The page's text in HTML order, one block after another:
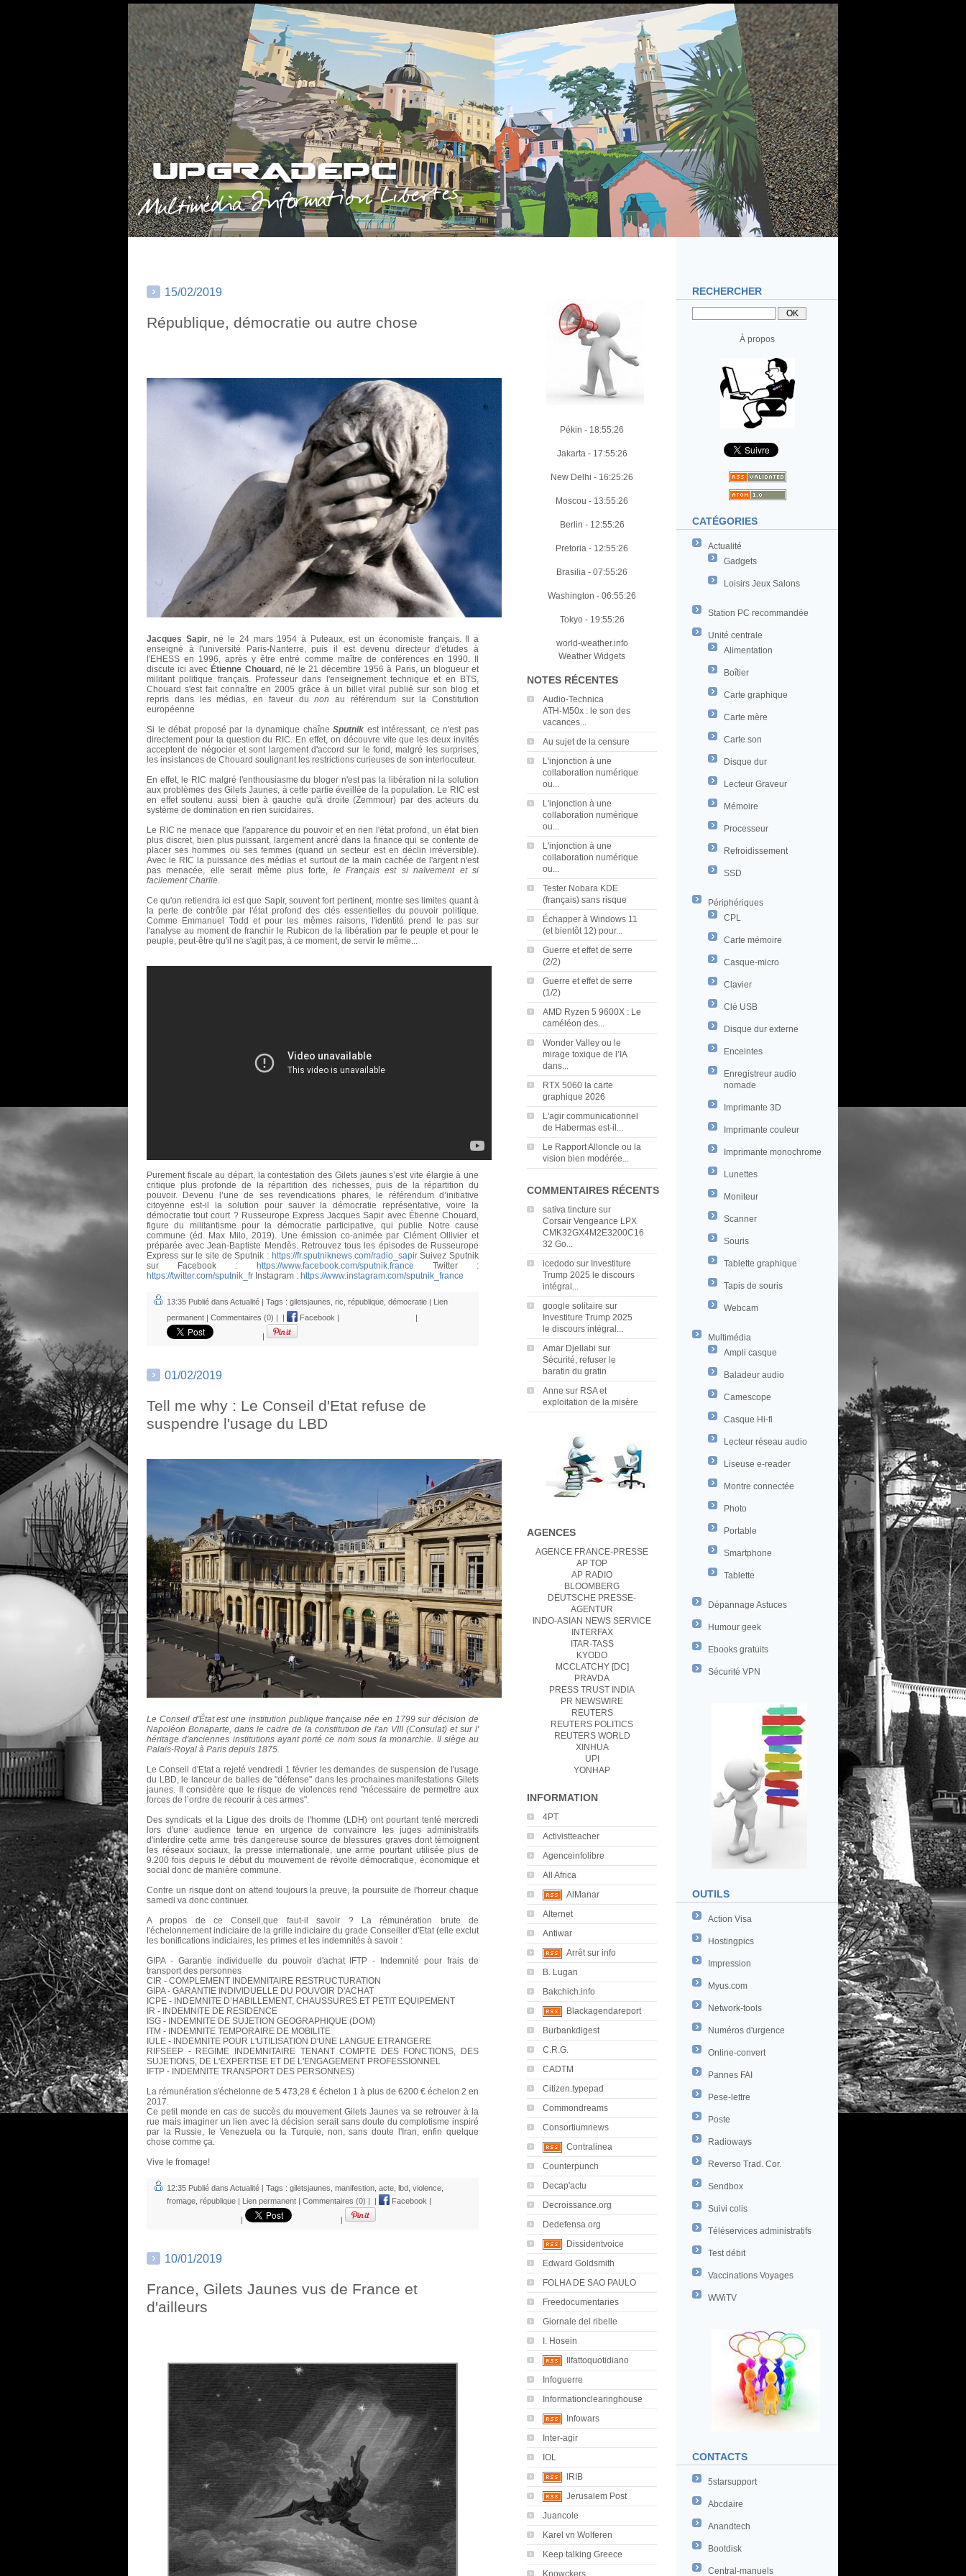
RECHERCHER
À propos
CATÉGORIES
Actualité
Gadgets
Loisirs Jeux Salons
Station PC recommandée
Unité centrale
Alimentation
Boîtier
Carte graphique
Carte mère
Carte son
Disque dur
Lecteur Graveur
Mémoire
Processeur
Refroidissement
SSD
Périphériques
CPL
Carte mémoire
Casque-micro
Clavier
Clé USB
Disque dur externe
Enceintes
Enregistreur audio
nomade
Imprimante 3D
Imprimante couleur
Imprimante monochrome
Lunettes
Moniteur
Scanner
Souris
Tablette graphique
Tapis de souris
Webcam
Multimédia
Ampli casque
Baladeur audio
Camescope
Casque Hi-fi
Lecteur réseau audio
Liseuse e-reader
Montre connectée
Photo
Portable
Smartphone
Tablette
Dépannage Astuces
Humour geek
Ebooks gratuits
Sécurité VPN
OUTILS
Action Visa
Hostingpics
Impression
Myus.com
Network-tools
Numéros d'urgence
Online-convert
Pannes FAI
Pese-lettre
Poste
Radioways
Reverso Trad. Cor.
Sendbox
Suivi colis
Téléservices administratifs
Test débit
Vaccinations Voyages
WWiTV
CONTACTS
5starsupport
Abcdaire
Anandtech
Bootdisk
Central-manuels
Pékin - 18:55:27
Jakarta- 17:55:27
New Delhi - 16:25:27
Moscou - 13:55:27
Berlin - 12:55:27
Pretoria - 12:55:27
Brasilia - 07:55:27
Washington - 06:55:27
Tokyo - 19:55:27
world-weather.info
Weather Widgets
NOTES RÉCENTES
Audio‑Technica
ATH‑M50x : le son des
vacances...
Au sujet de la censure
L'injonction à une
collaboration numérique
ou...
L'injonction à une
collaboration numérique
ou...
L'injonction à une
collaboration numérique
ou...
Tester Nobara KDE
(français) sans risque
Échapper à Windows 11
(et bientôt 12) pour...
Guerre et effet de serre
(2/2)
Guerre et effet de serre
(1/2)
AMD Ryzen 5 9600X : Le
caméléon des...
Wonder Valley ou le
mirage toxique de l’IA
dans...
RTX 5060 la carte
graphique 2026
L'agir communicationnel
de Habermas est-il...
Le Rapport Alloncle ou la
vision bien modérée...
COMMENTAIRES RÉCENTS
sativa tincture sur
Corsair Vengeance LPX
CMK32GX4M2E3200C16
32 Go...
icedodo sur Investiture
Trump 2025 le discours
intégral...
google solitaire sur
Investiture Trump 2025
le discours intégral...
Amar Djellabi sur
Sécurité, refuser le
baratin du gratin
Anne sur RSA et
exploitation de la misère
AGENCES
AGENCE FRANCE-PRESSE
AP TOP
AP RADIO
BLOOMBERG
DEUTSCHE PRESSE-
AGENTUR
INDO-ASIAN NEWS SERVICE
INTERFAX
ITAR-TASS
KYODO
MCCLATCHY [DC]
PRAVDA
PRESS TRUST INDIA
PR NEWSWIRE
REUTERS
REUTERS POLITICS
REUTERS WORLD
XINHUA
UPI
YONHAP
INFORMATION
4PT
Activistteacher
Agenceinfolibre
All Africa
AlManar
Alternet
Antiwar
Arrêt sur info
B. Lugan
Bakchich.info
Blackagendareport
Burbankdigest
C.R.G.
CADTM
Citizen.typepad
Commondreams
Consortiumnews
Contralinea
Counterpunch
Decap'actu
Decroissance.org
Dedefensa.org
Dissidentvoice
Edward Goldsmith
FOLHA DE SAO PAULO
Freedocumentaries
Giornale del ribelle
I. Hosein
Ilfattoquotidiano
Infoguerre
Informationclearinghouse
Infowars
Inter-agir
IOL
IRIB
Jerusalem Post
Juancole
Karel vn Wolferen
Keep talking Greece
Knowckers
15/02/2019
République, démocratie ou autre chose
Jacques Sapir, né le 24 mars 1954 à Puteaux, est un économiste français. Il a
enseigné à l'université Paris-Nanterre, puis il est devenu directeur d'études à
l'EHESS en 1996, après y être entré comme maître de conférences en 1990. Il
discute ici avecÉtienne Chouard, né le 21 décembre 1956 à Paris, un blogueur et
militant politique français. Professeur dans l'enseignement technique et en BTS,
Chouard s'est fait connaître en 2005 grâce à un billet viral publié sur son blog et
repris dans les médias, en faveur du non au référendum sur la Constitution
européenne
Si le débat proposé par la dynamique chaîneSputnik est intéressant, ce n'est pas
directement pour la question du RIC. En effet, on découvre vite que les deux invités
acceptent de négocier et sont largement d'accord sur le fond, malgré les surprises,
les insistances de Chouard soulignant les restrictions curieuses de son interlocuteur.
En effet, le RIC malgré l'enthousiasme du bloger n'est pas la libération ni la solution
aux problèmes des Gilets Jaunes, à cette partie éveillée de la population. Le RIC est
en effet soutenu aussi bien à gauche qu'à droite (Zemmour) par des acteurs du
système de domination en rien suicidaires.
Le RIC ne menace que l'apparence du pouvoir et en rien l'état profond, un état bien
plus discret, bien plus puissant, largement ancré dans la finance qui se contente de
placer ses hommes ou ses femmes (quand un secteur est en déclin irréversible).
Avec le RIC la puissance des médias et surtout de la main cachée de l'argent n'est
pas menacée, elle serait même plus forte, le Français est si naïvement et si
facilement Charlie
Ce qu'on retiendra ici est que Sapir, souvent fort pertinent, montre ses limites quant à
la perte de contrôle par l'état profond des clés essentielles du pouvoir politique.
Comme Emmanuel Todd et pour les mêmes raisons, l'identité prend le pas sur
l'analyse au moment de franchir le Rubicon de la libération par le peuple et pour le
peuple, peut-être qu'il ne s'agit pas, à ce moment, de servir le même...
Purement fiscale au départ, la contestation des Gilets jaunes s’est vite élargie à une
critique plus profonde de la répartition des richesses, puis de la répartition du
pouvoir. Devenu l’une de ses revendications phares, le référendum d’initiative
citoyenne est-il la solution pour sauver la démocratie représentative, voire la
démocratie tout court ? Russeurope Express Jacques Sapir avec Étienne Chouard,
figure du militantisme pour la démocratie participative, qui publie Notre cause
commune (éd. Max Milo, 2019). Une émission co-animée par Clément Ollivier et
préparée avec Jean-Baptiste Mendès. Retrouvez tous les épisodes de Russeurope
Express sur le site de Sputnik : https://fr.sputniknews.com/radio_sapirSuivez Sputnik
sur Facebook : https://www.facebook.com/sputnik.france Twitter :
https://twitter.com/sputnik_fr Instagram : https://www.instagram.com/sputnik_france
13:35 Publié dans Actualité | Tags : giletsjaunes ric république démocratie | Lien
permanent | Commentaires (0) | | Facebook | |
|
01/02/2019
Tell me why : Le Conseil d'Etat refuse de
suspendre l'usage du LBD
Le Conseil d'État est une institution publique française née en 1799 sur décision de
Napoléon Bonaparte, dans le cadre de la constitution de l'an VIII (Consulat) et sur l'
héritage d'anciennes institutions ayant porté ce nom sous la monarchie. Il siège au
Palais-Royal à Paris depuis 1875.
Le Conseil d'Etat a rejeté vendredi 1 février les demandes de suspension de l'usage
du LBD, le lanceur de balles de "défense" dans les prochaines manifestations Gilets
jaunes. Il considère que le risque de violences rend "nécessaire de permettre aux
forces de l’ordre de recourir à ces armes".
Des syndicats et la Ligue des droits de l'homme (LDH) ont pourtant tenté mercredi
lors d'une audience tenue en urgence de convaincre les juges administratifs
d'interdire cette arme très dangereuse source de blessures graves dont témoignent
les réseaux sociaux, la presse internationale, une arme pourtant utilisée plus de
9.200 fois depuis le début du mouvement de révolte démocratique, économique et
social donc de manière commune.
Contre un risque dont on attend toujours la preuve, la poursuite de l'horreur chaque
samedi va donc continuer.
A propos de ce Conseil,que faut-il savoir ? La rémunération brute de
l'échelonnement indiciaire de la grille indiciaire du grade Conseiller d'Etat (elle exclut
les bonifications indiciaires, les primes et les indemnités à savoir :
GIPA - Garantie individuelle du pouvoir d'achat IFTP - Indemnité pour frais de
transport des personnes
CIR - COMPLEMENT INDEMNITAIRE RESTRUCTURATION
GIPA - GARANTIE INDIVIDUELLE DU POUVOIR D'ACHAT
ICPE - INDEMNITE D’HABILLEMENT, CHAUSSURES ET PETIT EQUIPEMENT
IR - INDEMNITE DE RESIDENCE
ISG - INDEMNITE DE SUJETION GEOGRAPHIQUE (DOM)
ITM - INDEMNITE TEMPORAIRE DE MOBILITE
IULE - INDEMNITE POUR L'UTILISATION D'UNE LANGUE ETRANGERE
RIFSEEP - REGIME INDEMNITAIRE TENANT COMPTE DES FONCTIONS, DES
SUJETIONS, DE L'EXPERTISE ET DE L'ENGAGEMENT PROFESSIONNEL
IFTP - INDEMNITE TRANSPORT DES PERSONNES)
La rémunération s'échelonne de 5 473,28 € échelon 1 à plus de 6200 € échelon 2 en
2017.
Ce petit monde en cas de succès du mouvement Gilets Jaunes va se retrouver à la
rue mais imaginer un lien avec la décision serait sans doute du complotisme inspiré
par la Russie, le Venezuela ou la Turquie, non, sans doute l'Iran, enfin quelque
chose comme ça.
Vive le fromage!
12:35 Publié dans Actualité | Tags : giletsjaunes manifestion acte lbd violence
fromage république | Lien permanent | Commentaires (0) | | Facebook |
| |
10/01/2019
France, Gilets Jaunes vus de France et
d'ailleurs